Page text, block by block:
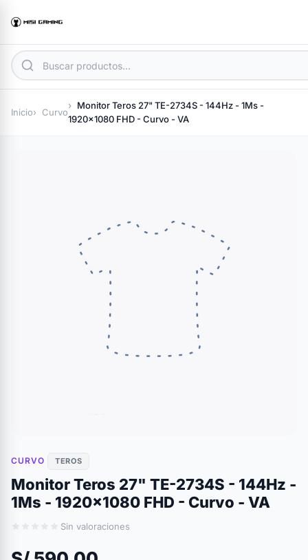
Inicio Curvo
Monitor Teros 27" TE-2734S - 144Hz - 1Ms -
1920x1080 FHD - Curvo - VA
CURVO TEROS
Monitor Teros 27" TE-2734S - 144Hz -
1Ms - 1920x1080 FHD - Curvo - VA
Sin valoraciones